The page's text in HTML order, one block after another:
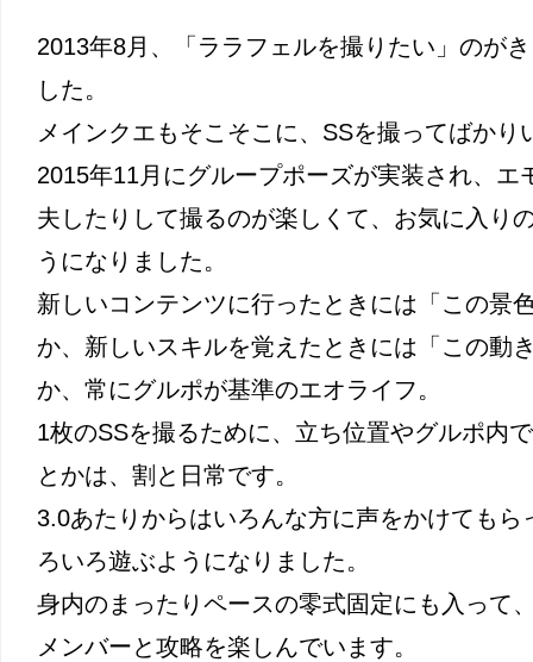
2013年8月、「ララフェルを撮りたい」のが
した。
メインクエもそこそこに、SSを撮ってばかり
2015年11月にグループポーズが実装され、エ
夫したりして撮るのが楽しくて、お気に入り
うになりました。
新しいコンテンツに行ったときには「この景
か、新しいスキルを覚えたときには「この動
か、常にグルポが基準のエオライフ。
1枚のSSを撮るために、立ち位置やグルポ内
とかは、割と日常です。
3.0あたりからはいろんな方に声をかけてもら
ろいろ遊ぶようになりました。
身内のまったりペースの零式固定にも入って
メンバーと攻略を楽しんでいます。